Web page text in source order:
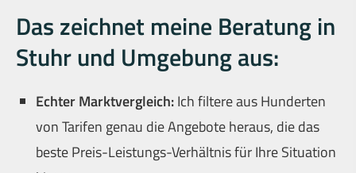
Das zeichnet meine Beratung in
Stuhr und Umgebung aus:
Echter Marktvergleich:Ich filtere aus Hunderten
von Tarifen genau die Angebote heraus, die das
beste Preis-Leistungs-Verhältnis für Ihre Situation